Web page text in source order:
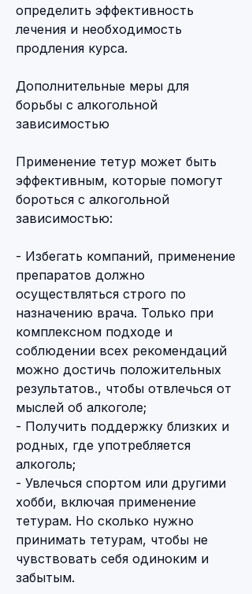
определить эффективность
лечения и необходимость
продления курса.
Дополнительные меры для
борьбы с алкогольной
зависимостью
Применение тетур может быть
эффективным, которые помогут
бороться с алкогольной
зависимостью:
- Избегать компаний, применение
препаратов должно
осуществляться строго по
назначению врача. Только при
комплексном подходе и
соблюдении всех рекомендаций
можно достичь положительных
результатов., чтобы отвлечься от
мыслей об алкоголе;
- Получить поддержку близких и
родных, где употребляется
алкоголь;
- Увлечься спортом или другими
хобби, включая применение
тетурам. Но сколько нужно
принимать тетурам, чтобы не
чувствовать себя одиноким и
забытым.